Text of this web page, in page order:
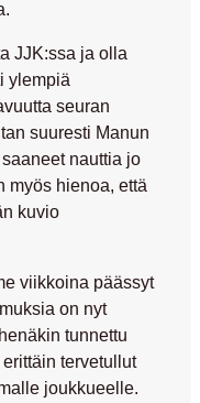
JJK:ssa ja olla
ylempiä
seuran
suuresti Manun
nauttia jo
myös hienoa, että
kuvio
viikkoina päässyt
on nyt
tunnettu
tervetullut
joukkueelle.